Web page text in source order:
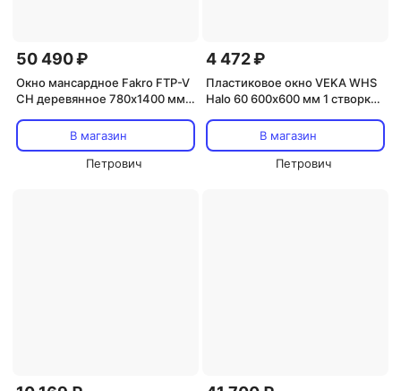
50 490 ₽
Окно мансардное Fakro FTP-V
CH деревянное 780х1400 мм
В магазин
Петрович
4 472 ₽
Пластиковое окно VEKA WHS
Halo 60 600х600 мм 1 створка
В магазин
Петрович